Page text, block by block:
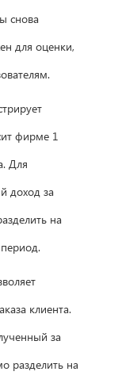
снова
для оценки,
фирме 1
Для
доход за
на
клиента.
за
разделить на